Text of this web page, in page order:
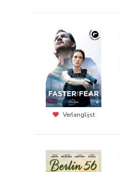
Verlanglijst